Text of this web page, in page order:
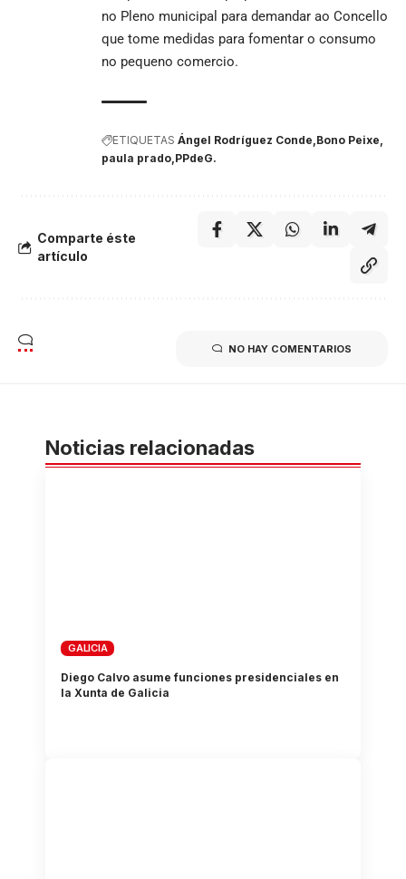
no Pleno municipal para demandar ao Concello
que tome medidas para fomentar o consumo
no pequeno comercio.
ETIQUETAS Ángel Rodríguez Conde Bono Peixe
paula prado PPdeG.
Comparte éste
artículo
NO HAY COMENTARIOS
Noticias relacionadas
GALICIA
Diego Calvo asume funciones presidenciales en
la Xunta de Galicia